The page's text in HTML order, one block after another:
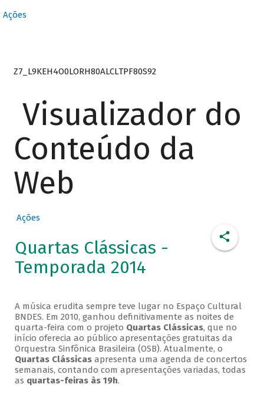
Ações
Z7_L9KEH4O0LORH80ALCLTPF80S92
Visualizador do
Conteúdo da
Web
Ações
Quartas Clássicas -
Temporada 2014
A música erudita sempre teve lugar no Espaço Cultural
BNDES. Em 2010, ganhou definitivamente as noites de
quarta-feira com o projeto Quartas Clássicas, que no
início oferecia ao público apresentações gratuitas da
Orquestra Sinfônica Brasileira (OSB). Atualmente, o
Quartas Clássicasapresenta uma agenda de concertos
semanais, contando com apresentações variadas, todas
as quartas-feiras às 19h.